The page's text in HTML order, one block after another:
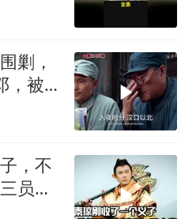
剿，
，被
，不
员大